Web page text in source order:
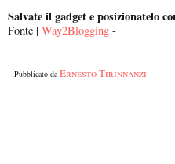
Salvate il gadget e posizionatelo
Fonte | Way2Blogging -
Pubblicato daErnesto Tirinnanzi